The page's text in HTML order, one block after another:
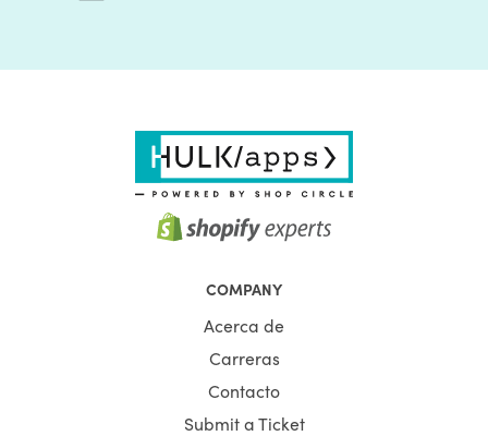
COMPANY
Acerca de
Carreras
Contacto
Submit a Ticket